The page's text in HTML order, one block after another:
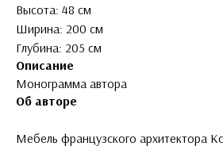
Высота: 48 см
Ширина: 200 см
Глубина: 205 см
Описание
Монограмма автора
Об авторе
Мебель французского архитектора